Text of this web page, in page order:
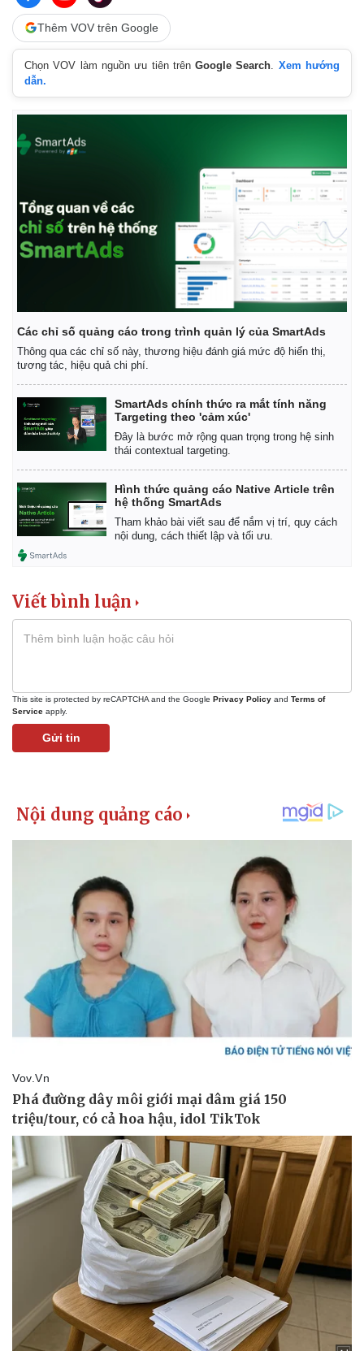
Bất động sản
Khởi nghiệp
Thị trường
Giá vàng
Tiêu dùng
Chứng khoán
Thêm VOV trên Google
Chọn VOV làm nguồn ưu tiên trênGoogle Search
Xem hướng
dẫn.
Các chỉ số quảng cáo trong trình quản lý của SmartAds
Thông qua các chỉ số này, thương hiệu đánh giá mức độ hiển thị,
tương tác, hiệu quả chi phí.
SmartAds chính thức ra mắt tính năng
Targeting theo 'cảm xúc'
Đây là bước mở rộng quan trọng trong hệ sinh
thái contextual targeting.
Hình thức quảng cáo Native Article trên
hệ thống SmartAds
Tham khảo bài viết sau để nắm vị trí, quy cách
nội dung, cách thiết lập và tối ưu.
Viết bình luận
This site is protected by reCAPTCHA and the Google Privacy Policy and Terms of
Service apply.
Gửi tin